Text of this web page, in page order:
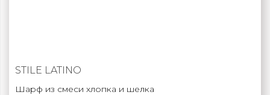
STILE LATINO
Шарф из смеси хлопка и шелка